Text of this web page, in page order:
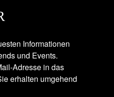
Informationen
und Events.
Adresse in das
erhalten umgehend